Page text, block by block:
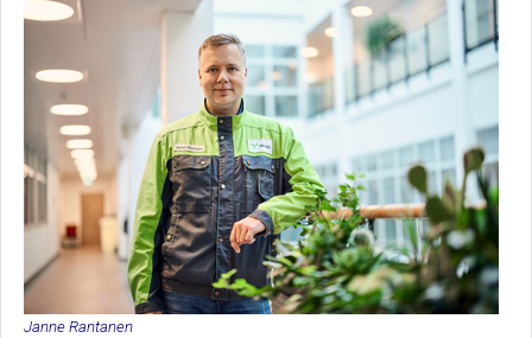
Janne Rantanen